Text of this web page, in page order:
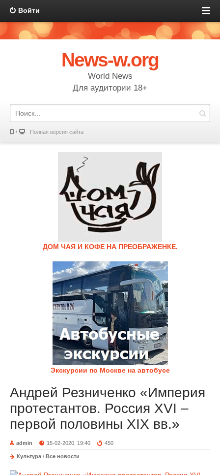
Войти
News-w.org
World News
Для аудитории 18+
Полная версия сайта
ДОМ ЧАЯ И КОФЕ НА ПРЕОБРАЖЕНКЕ.
Экскурсии по Москве на автобусе
Андрей Резниченко «Империя
протестантов. Россия XVI –
первой половины XIX вв.»
admin 15-02-2020, 19:40 450
Культура / Все новости